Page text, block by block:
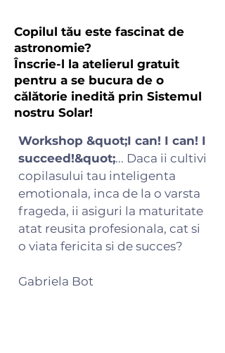
Copilul tău este fascinat de
astronomie?
Înscrie-l la atelierul gratuit
pentru a se bucura de o
călătorie inedită prin Sistemul
nostru Solar!
Workshop &quot;I can! I can! I
succeed!&quot;... Daca ii cultivi
copilasului tau inteligenta
emotionala, inca de la o varsta
frageda, ii asiguri la maturitate
atat reusita profesionala, cat si
o viata fericita si de succes?
Gabriela Bot